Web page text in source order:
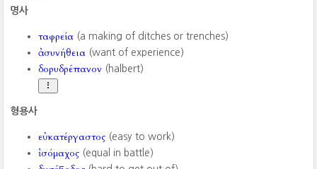
명사
ταφρεία (a making of ditches or trenches)
ἀσυνήθεια (want of experience)
δορυδρέπανον (halbert)
형용사
εὐκατέργαστος (easy to work)
ἰσόμαχος (equal in battle)